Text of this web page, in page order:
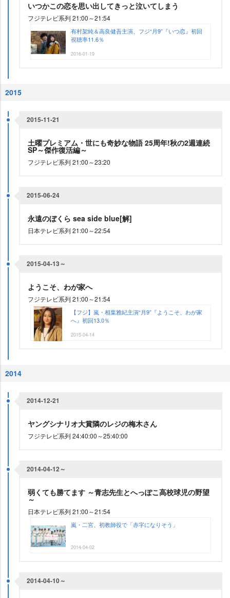
いつかこの恋を思い出してきっと泣いてしまう
フジテレビ系列 21:00～21:54
有村架純＆高良健吾主演、フジ“月9”『いつ恋』初回
視聴率11.6％
2016-01-19
2015
2015-11-21
土曜プレミアム・世にも奇妙な物語 25周年!秋の2週連続
SP～傑作復活編～
フジテレビ系列 21:00～23:20
2015-06-24
永遠のぼくら sea side blue[解]
日本テレビ系列 21:00～22:54
2015-04-13～
ようこそ、わが家へ
フジテレビ系列 21:00～21:54
【フジ】嵐・相葉雅紀主演“月9”『ようこそ、わが家
へ』初回13.0％
2015-04-14
2014
2014-12-21
ヤングシナリオ大賞隣のレジの梅木さん
フジテレビ系列 24:40:00～25:40:00
2014-04-12～
弱くても勝てます ～青志先生とへっぽこ高校球児の野望
～
日本テレビ系列 21:00～21:54
嵐・二宮、初教師役で「赤字になりそう」
2014-04-02
2014-04-10～